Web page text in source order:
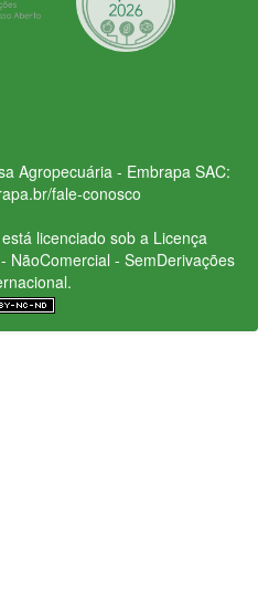
Agropecuária - Embrapa SAC:
fale-conosco
licenciado sob a Licença
NãoComercial - SemDerivações